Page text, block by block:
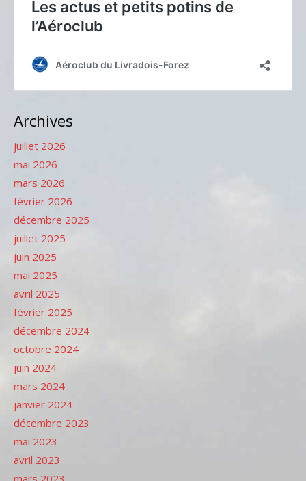
Archives
juillet 2026
mai 2026
mars 2026
février 2026
décembre 2025
juillet 2025
juin 2025
mai 2025
avril 2025
février 2025
décembre 2024
octobre 2024
juin 2024
mars 2024
janvier 2024
décembre 2023
mai 2023
avril 2023
mars 2023